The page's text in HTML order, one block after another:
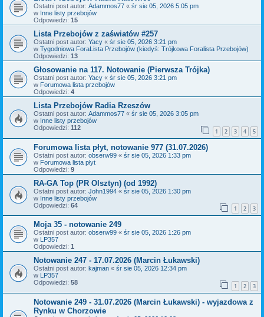
Ostatni post autor: Adammos77 « śr sie 05, 2026 5:05 pm
w Inne listy przebojów
Odpowiedzi: 15
Lista Przebojów z zaświatów #257
Ostatni post autor: Yacy « śr sie 05, 2026 3:21 pm
w Tygodniowa ForaLista Przebojów (kiedyś: Trójkowa Foralista Przebojów)
Odpowiedzi: 13
Głosowanie na 117. Notowanie (Pierwsza Trójka)
Ostatni post autor: Yacy « śr sie 05, 2026 3:21 pm
w Forumowa lista przebojów
Odpowiedzi: 4
Lista Przebojów Radia Rzeszów
Ostatni post autor: Adammos77 « śr sie 05, 2026 3:05 pm
w Inne listy przebojów
Odpowiedzi: 112 1 2 3 4 5
Forumowa lista płyt, notowanie 977 (31.07.2026)
Ostatni post autor: obserw99 « śr sie 05, 2026 1:33 pm
w Forumowa lista płyt
Odpowiedzi: 9
RA-GA Top (PR Olsztyn) (od 1992)
Ostatni post autor: John1994 « śr sie 05, 2026 1:30 pm
w Inne listy przebojów
Odpowiedzi: 64 1 2 3
Moja 35 - notowanie 249
Ostatni post autor: obserw99 « śr sie 05, 2026 1:26 pm
w LP357
Odpowiedzi: 1
Notowanie 247 - 17.07.2026 (Marcin Łukawski)
Ostatni post autor: kajman « śr sie 05, 2026 12:34 pm
w LP357
Odpowiedzi: 58 1 2 3
Notowanie 249 - 31.07.2026 (Marcin Łukawski) - wyjazdowa z
Rynku w Chorzowie